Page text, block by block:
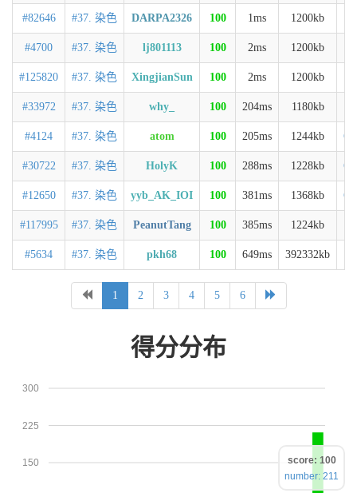
#82646 #37. 染色 DARPA2326 100 1ms 1200kb
#4700 #37. 染色 lj801113 100 2ms 1200kb
#125820 #37. 染色 XingjianSun 100 2ms 1200kb
#33972 #37. 染色 why_ 100 204ms 1180kb
#4124 #37. 染色 atom 100 205ms 1244kb
#30722 #37. 染色 HolyK 100 288ms 1228kb
#12650 #37. 染色 yyb_AK_IOI 100 381ms 1368kb
#117995 #37. 染色 PeanutTang 100 385ms 1224kb
#5634 #37. 染色 pkh68 100 649ms 392332kb
1 2 3 4 5 6
得分分布
150
225
300
score: 100
number: 211